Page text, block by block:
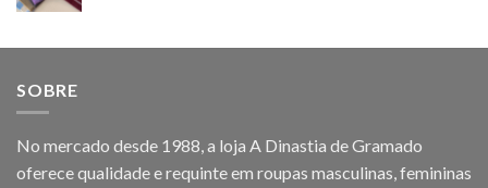
SOBRE
No mercado desde 1988, a loja A Dinastia de Gramado
oferece qualidade e requinte em roupas masculinas, femininas